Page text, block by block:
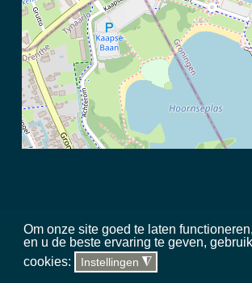
Om onze site goed te laten
en u de beste ervaring te geven,
cookies:
Instellingen ◮
2026 Meerschap Paterswolde |privacy disclaimer
gebied|sitemap|team|toegankelijkheid